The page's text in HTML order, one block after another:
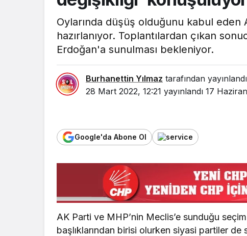
Oylarında düşüş olduğunu kabul
hazırlanıyor. Toplantılardan çıkan
Erdoğan'a sunulması bekleniyor.
Burhanettin Yılmaz tarafından yayınlandı
28 Mart 2022, 12:21 yayınlandı 17
Google'da Abone Ol
AK Parti ve MHP’nin Meclis’e sunduğu
başlıklarından birisi olurken siyasi partiler de